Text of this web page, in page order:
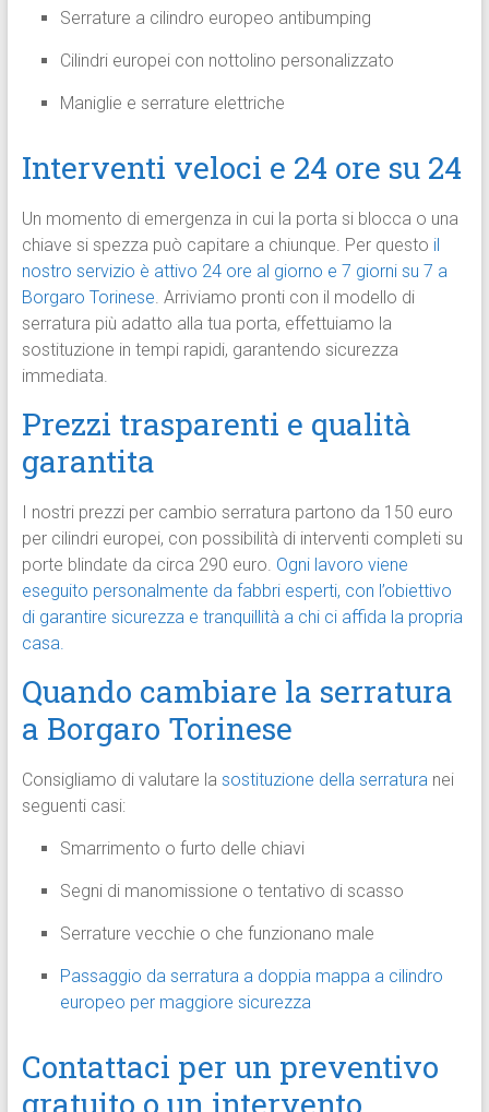
Serrature a cilindro europeo antibumping
Cilindri europei con nottolino personalizzato
Maniglie e serrature elettriche
Interventi veloci e 24 ore su 24
Un momento di emergenza in cui la porta si blocca o una
chiave si spezza può capitare a chiunque. Per questo il
nostro servizio è attivo 24 ore al giorno e 7 giorni su 7 a
Borgaro Torinese. Arriviamo pronti con il modello di
serratura più adatto alla tua porta, effettuiamo la
sostituzione in tempi rapidi, garantendo sicurezza
immediata.
Prezzi trasparenti e qualità
garantita
I nostri prezzi per cambio serratura partono da 150 euro
per cilindri europei, con possibilità di interventi completi su
porte blindate da circa 290 euro. Ogni lavoro viene
eseguito personalmente da fabbri esperti, con l’obiettivo
di garantire sicurezza e tranquillità a chi ci affida la propria
casa.
Quando cambiare la serratura
a Borgaro Torinese
Consigliamo di valutare la sostituzione della serraturanei
seguenti casi:
Smarrimento o furto delle chiavi
Segni di manomissione o tentativo di scasso
Serrature vecchie o che funzionano male
Passaggio da serratura a doppia mappa a cilindro
europeo per maggiore sicurezza
Contattaci per un preventivo